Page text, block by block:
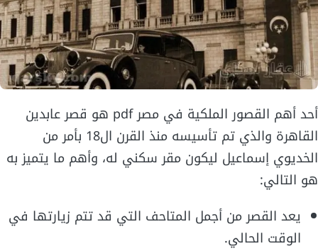
أحد أهم القصور الملكية في مصر pdf هو قصر عابدين
القاهرة والذي تم تأسيسه منذ القرن ال18 بأمر من
الخديوي إسماعيل ليكون مقر سكني له، وأهم ما يتميز به
هو التالي:
يعد القصر من أجمل المتاحف التي قد تتم زيارتها في
الوقت الحالي.